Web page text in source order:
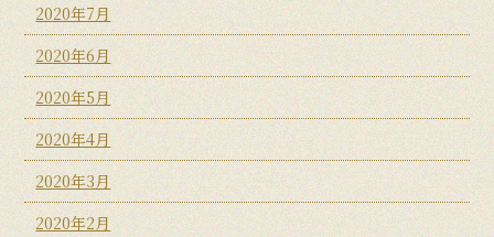
2020年7月
2020年6月
2020年5月
2020年4月
2020年3月
2020年2月